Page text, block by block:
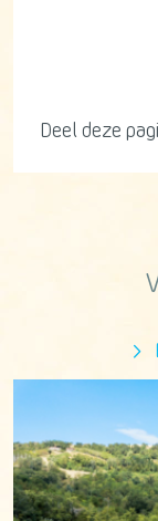
Deel deze